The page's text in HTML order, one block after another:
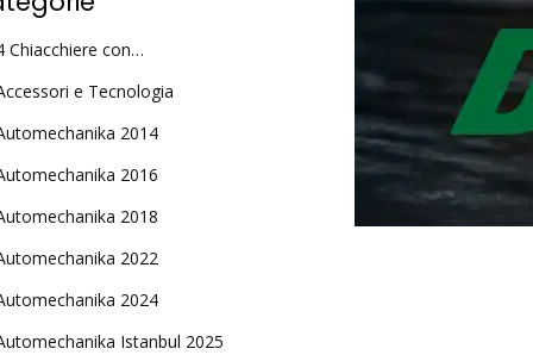
Chiacchiere con…
e Tecnologia
2014
2016
2018
2022
2024
Istanbul 2025